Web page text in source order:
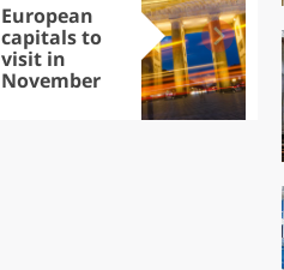
European
capitals to
visit in
November